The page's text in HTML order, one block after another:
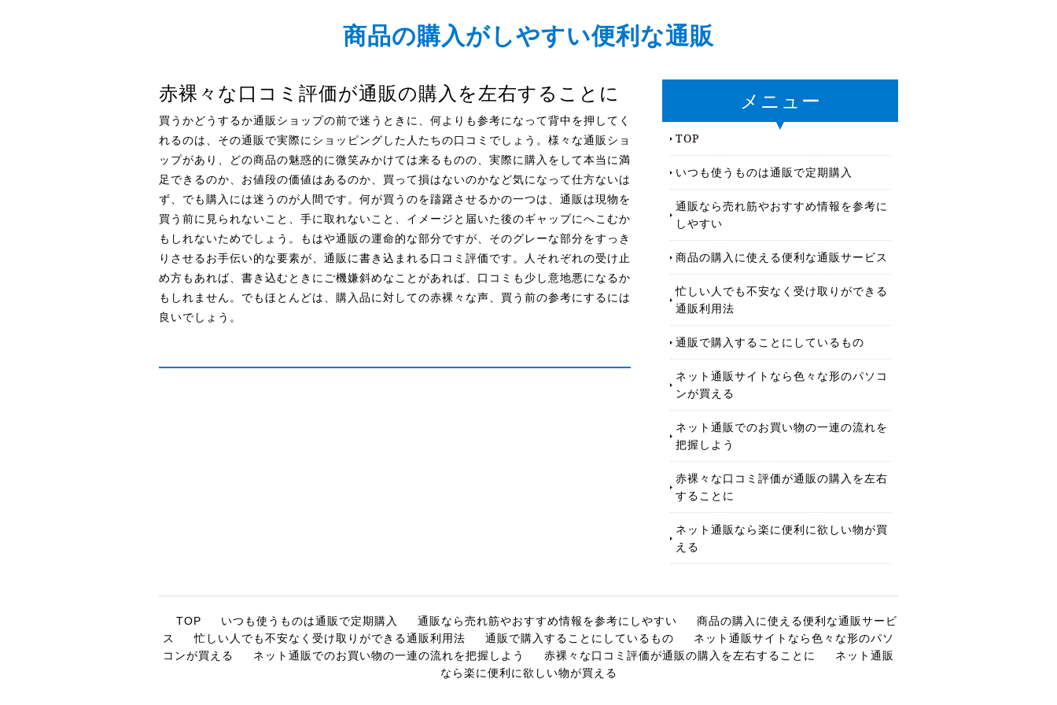
商品の購入がしやすい便利な通販
赤裸々な口コミ評価が通販の購入を左右することに
買うかどうするか通販ショップの前で迷うときに、何よりも参考になって背中を押してく
れるのは、その通販で実際にショッピングした人たちの口コミでしょう。様々な通販ショ
ップがあり、どの商品の魅惑的に微笑みかけては来るものの、実際に購入をして本当に満
足できるのか、お値段の価値はあるのか、買って損はないのかなど気になって仕方ないは
ず、でも購入には迷うのが人間です。何が買うのを躊躇させるかの一つは、通販は現物を
買う前に見られないこと、手に取れないこと、イメージと届いた後のギャップにへこむか
もしれないためでしょう。もはや通販の運命的な部分ですが、そのグレーな部分をすっき
りさせるお手伝い的な要素が、通販に書き込まれる口コミ評価です。人それぞれの受け止
め方もあれば、書き込むときにご機嫌斜めなことがあれば、口コミも少し意地悪になるか
もしれません。でもほとんどは、購入品に対しての赤裸々な声、買う前の参考にするには
良いでしょう。
メニュー
TOP
いつも使うものは通販で定期購入
通販なら売れ筋やおすすめ情報を参考に
しやすい
商品の購入に使える便利な通販サービス
忙しい人でも不安なく受け取りができる
通販利用法
通販で購入することにしているもの
ネット通販サイトなら色々な形のパソコ
ンが買える
ネット通販でのお買い物の一連の流れを
把握しよう
赤裸々な口コミ評価が通販の購入を左右
することに
ネット通販なら楽に便利に欲しい物が買
える
TOP いつも使うものは通販で定期購入 通販なら売れ筋やおすすめ情報を参考にしやすい
商品の購入に使える便利な通販サービ
ス
忙しい人でも不安なく受け取りができる通販利用法 通販で購入することにしているもの
ネット通販サイトなら色々な形のパソ
コンが買える
ネット通販でのお買い物の一連の流れを把握しよう 赤裸々な口コミ評価が通販の購入を左右することに
ネット通販
なら楽に便利に欲しい物が買える